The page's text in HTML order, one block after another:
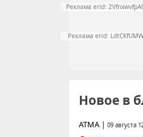
Реклама erid:
Реклама erid: LdtCKfUMW
Новое в
АТМА | 09 августа